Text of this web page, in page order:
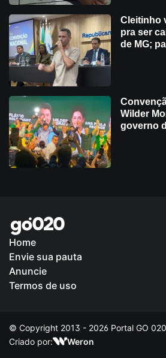
Cleitinho
pra ser
de MG;
Wilder
governo
Home
Envie sua pauta
Anuncie
Termos de uso
© Copyright 2013 - 2026 Portal GO
Criado por:
Weron